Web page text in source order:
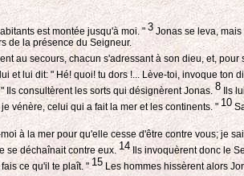
est montée jusqu'à moi. " 3 Jonas se leva,
de la présence du Seigneur.
au secours, chacun s'adressant à son dieu, et, pour
et lui dit: " Hé! quoi! tu dors !... Lève-toi, invoque ton
Ils consultèrent les sorts qui désignèrent Jonas. 8 Ils
vénère, celui qui a fait la mer et les continents. " 10
à la mer pour qu'elle cesse d'être contre vous; je
se déchaînait contre eux. 14Ils invoquèrent donc le
ce qu'il te plaît. "15Les hommes hissèrent alors